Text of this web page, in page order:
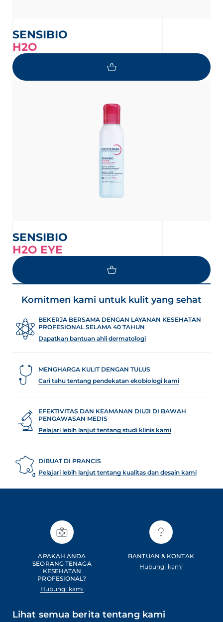
SENSIBIO
H2O
SENSIBIO
H2O EYE
Komitmen kami untuk kulit yang sehat
BEKERJA BERSAMA DENGAN LAYANAN KESEHATAN
PROFESIONAL SELAMA 40 TAHUN
Dapatkan bantuan ahli dermatologi
MENGHARGA KULIT DENGAN TULUS
Cari tahu tentang pendekatan ekobiologi kami
EFEKTIVITAS DAN KEAMANAN DIUJI DI BAWAH
PENGAWASAN MEDIS
Pelajari lebih lanjut tentang studi klinis kami
DIBUAT DI PRANCIS
Pelajari lebih lanjut tentang kualitas dan desain kami
APAKAH ANDA
SEORANG TENAGA
KESEHATAN
PROFESIONAL?
Hubungi kami
BANTUAN & KONTAK
Hubungi kami
Lihat semua berita tentang kami